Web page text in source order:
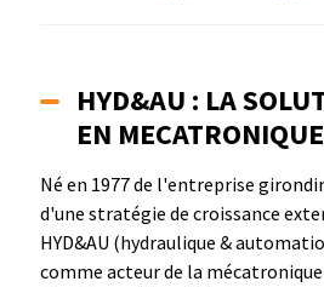
HYD&AU : LA
EN MECATRONIQUE
Né en 1977 de l'entreprise
d'une stratégie de croissance
HYD&AU (hydraulique &
comme acteur de la mécatronique